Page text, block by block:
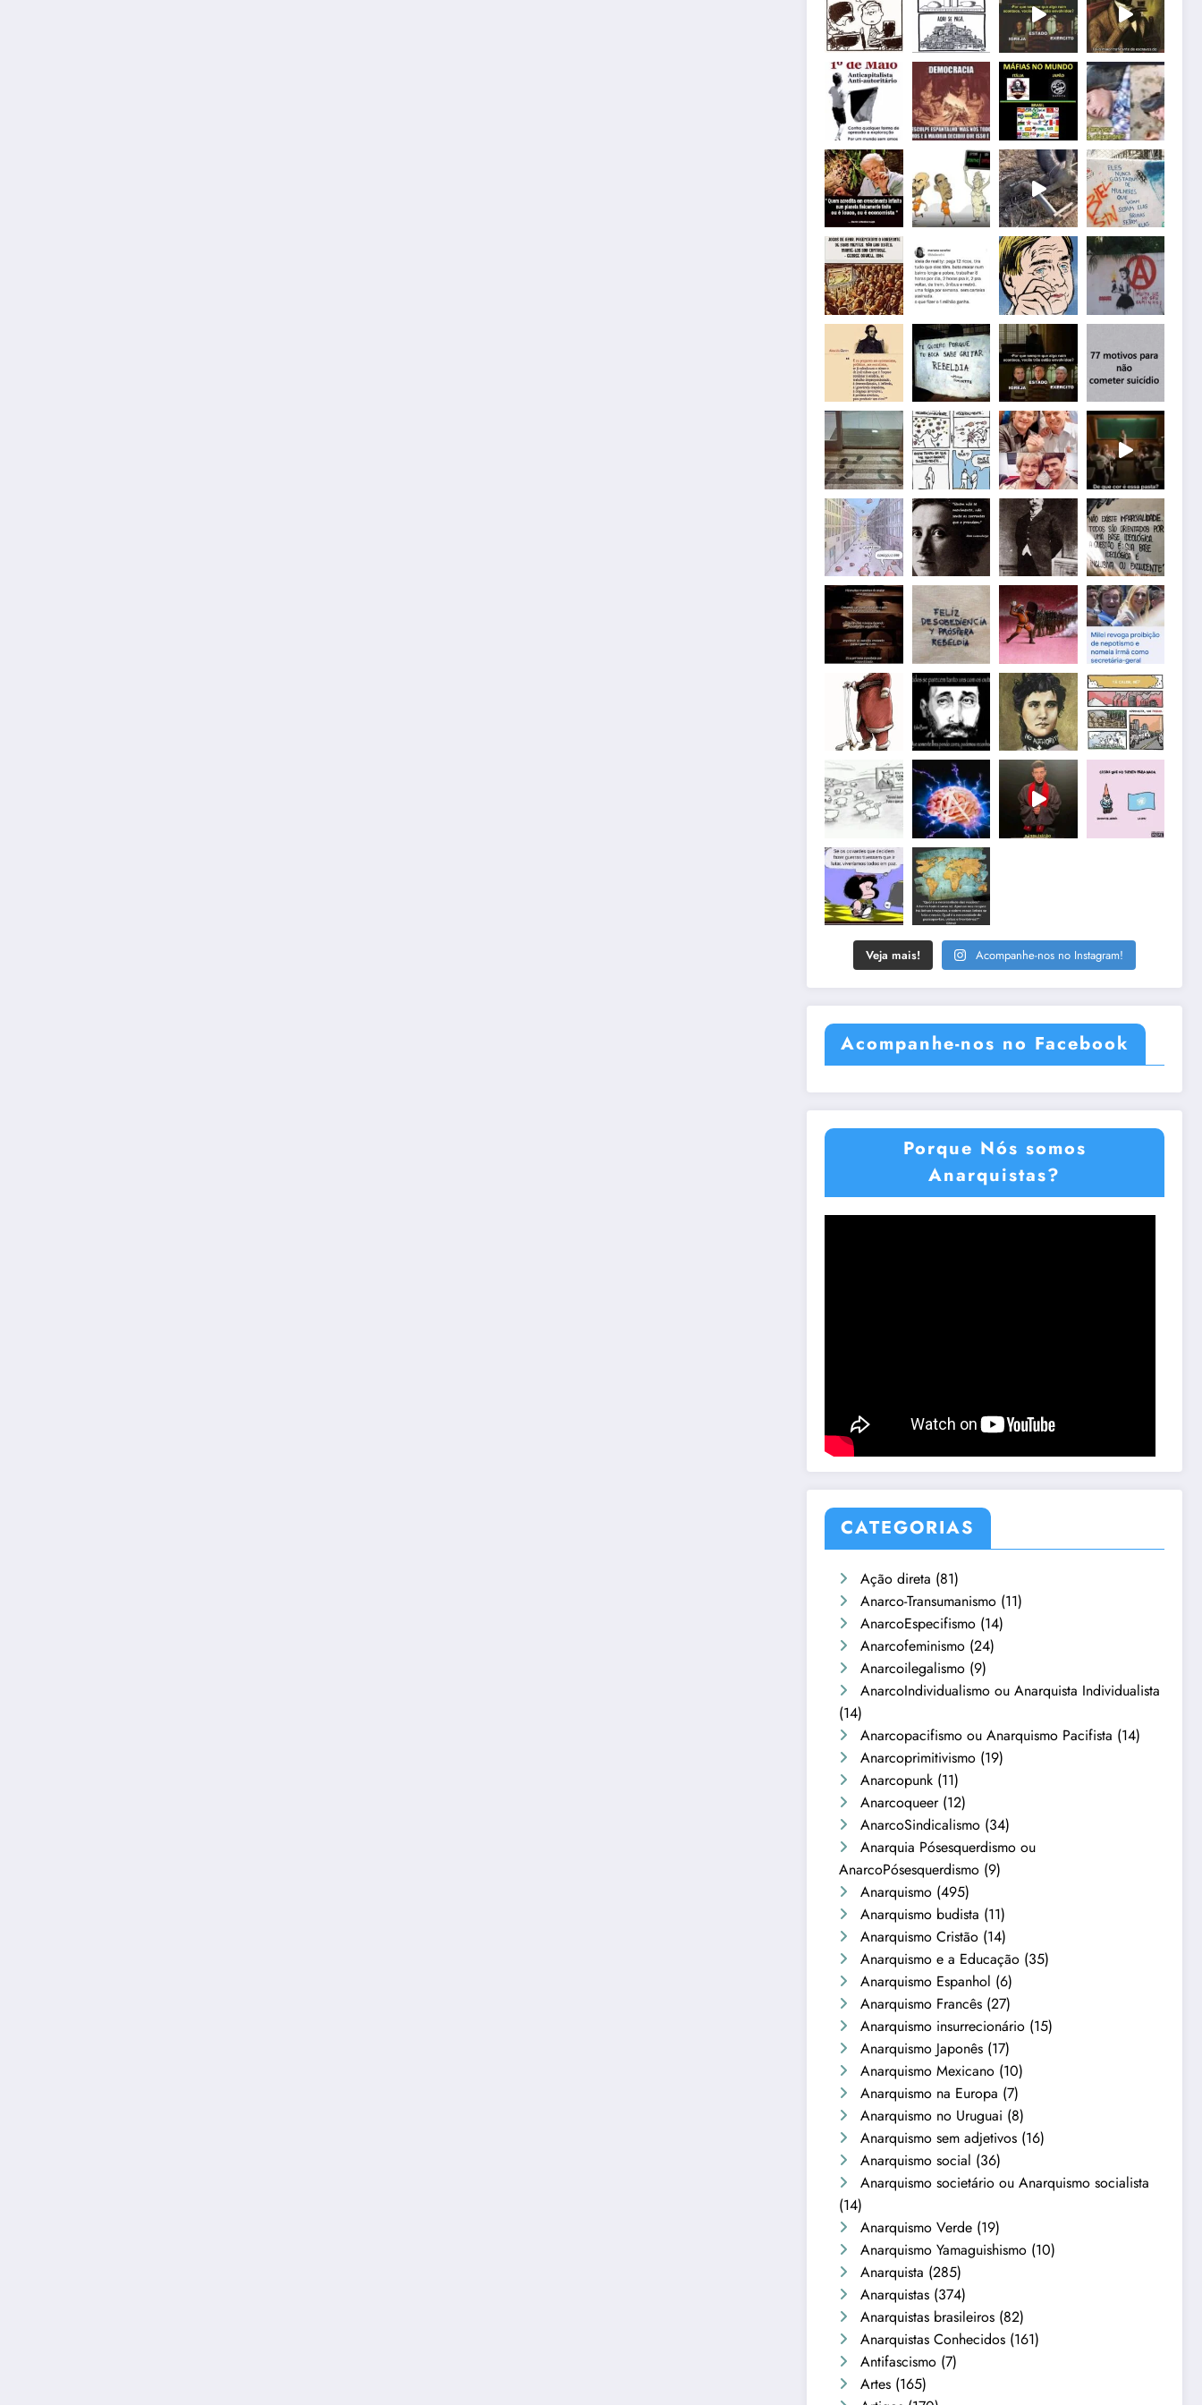
Veja mais! Acompanhe-nos no Instagram!
Acompanhe-nos no Facebook
Porque Nós somos
Anarquistas?
CATEGORIAS
Ação direta (81)
Anarco-Transumanismo (11)
AnarcoEspecifismo (14)
Anarcofeminismo (24)
Anarcoilegalismo (9)
AnarcoIndividualismo ou Anarquista Individualista
(14)
Anarcopacifismo ou Anarquismo Pacifista (14)
Anarcoprimitivismo (19)
Anarcopunk (11)
Anarcoqueer(12)
AnarcoSindicalismo (34)
Anarquia Pósesquerdismo ou
AnarcoPósesquerdismo (9)
Anarquismo (495)
Anarquismo budista (11)
Anarquismo Cristão (14)
Anarquismo e a Educação (35)
Anarquismo Espanhol (6)
Anarquismo Francês (27)
Anarquismo insurrecionário (15)
Anarquismo Japonês (17)
Anarquismo Mexicano (10)
Anarquismo na Europa (7)
Anarquismo no Uruguai (8)
Anarquismo sem adjetivos (16)
Anarquismo social (36)
Anarquismo societário ou Anarquismo socialista
(14)
Anarquismo Verde (19)
Anarquismo Yamaguishismo (10)
Anarquista (285)
Anarquistas (374)
Anarquistas brasileiros (82)
Anarquistas Conhecidos (161)
Antifascismo (7)
Artes (165)